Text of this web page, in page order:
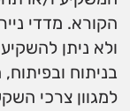
הקורא. מדדי
ולא ניתן
בניתוח
למגוון צרכי